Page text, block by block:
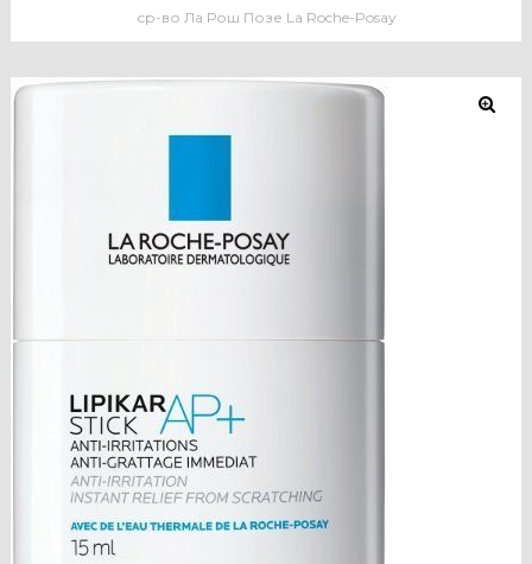
ср-во Ла Рош Позе La Roche-Posay